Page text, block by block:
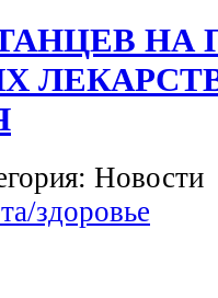
НА
Новости
здоровье